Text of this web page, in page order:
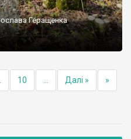
Геращенка
10 Далі » »